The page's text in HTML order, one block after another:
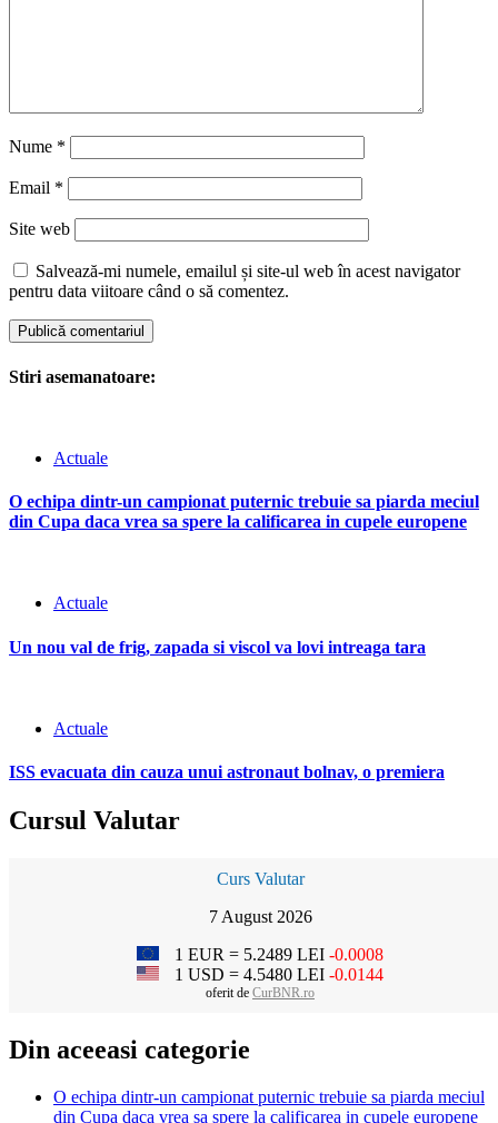
Nume *
Email *
Site web
Salvează-mi numele, emailul și site-ul web în acest navigator
pentru data viitoare când o să comentez.
Stiri asemanatoare:
Actuale
O echipa dintr-un campionat puternic trebuie sa piarda meciul
din Cupa daca vrea sa spere la calificarea in cupele europene
Actuale
Un nou val de frig, zapada si viscol va lovi intreaga tara
Actuale
ISS evacuata din cauza unui astronaut bolnav, o premiera
Cursul Valutar
Curs Valutar
7 August 2026
1 EUR = 5.2489 LEI -0.0008
1 USD = 4.5480 LEI -0.0144
oferit de CurBNR.ro
Din aceeasi categorie
O echipa dintr-un campionat puternic trebuie sa piarda meciul
din Cupa daca vrea sa spere la calificarea in cupele europene